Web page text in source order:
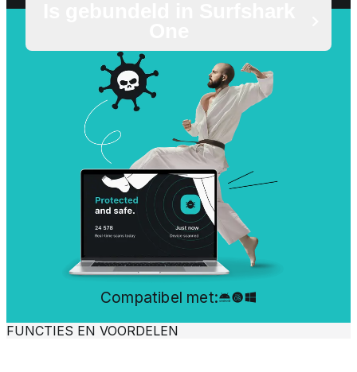
Compatibel met:
FUNCTIES EN VOORDELEN